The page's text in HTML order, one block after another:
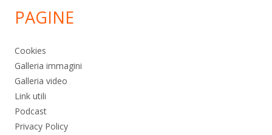
PAGINE
Cookies
Galleria immagini
Galleria video
Link utili
Podcast
Privacy Policy